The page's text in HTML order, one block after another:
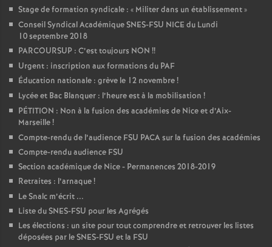
Stage de formation syndicale : « Militer dans un établissement»
Conseil Syndical Académique SNES-FSU NICE du Lundi
10 septembre 2018
PARCOURSUP : C’est toujours NON !!
Urgent : inscription aux formations du PAF
Éducation nationale : grève le 12 novembre!
Lycée et Bac Blanquer : l’heure est à la mobilisation !
PÉTITION : Non à la fusion des académies de Nice et d’Aix-
Marseille!
Compte-rendu de l’audience FSU PACA sur la fusion des académies
Compte-rendu audience FSU
Section académique de Nice - Permanences 2018-2019
Retraites : l’arnaque!
Le Snalc m’écrit ...
Liste du SNES-FSU pour les Agrégés
Les élections : un site pour tout comprendre et retrouver les listes
déposées par le SNES-FSU et la FSU